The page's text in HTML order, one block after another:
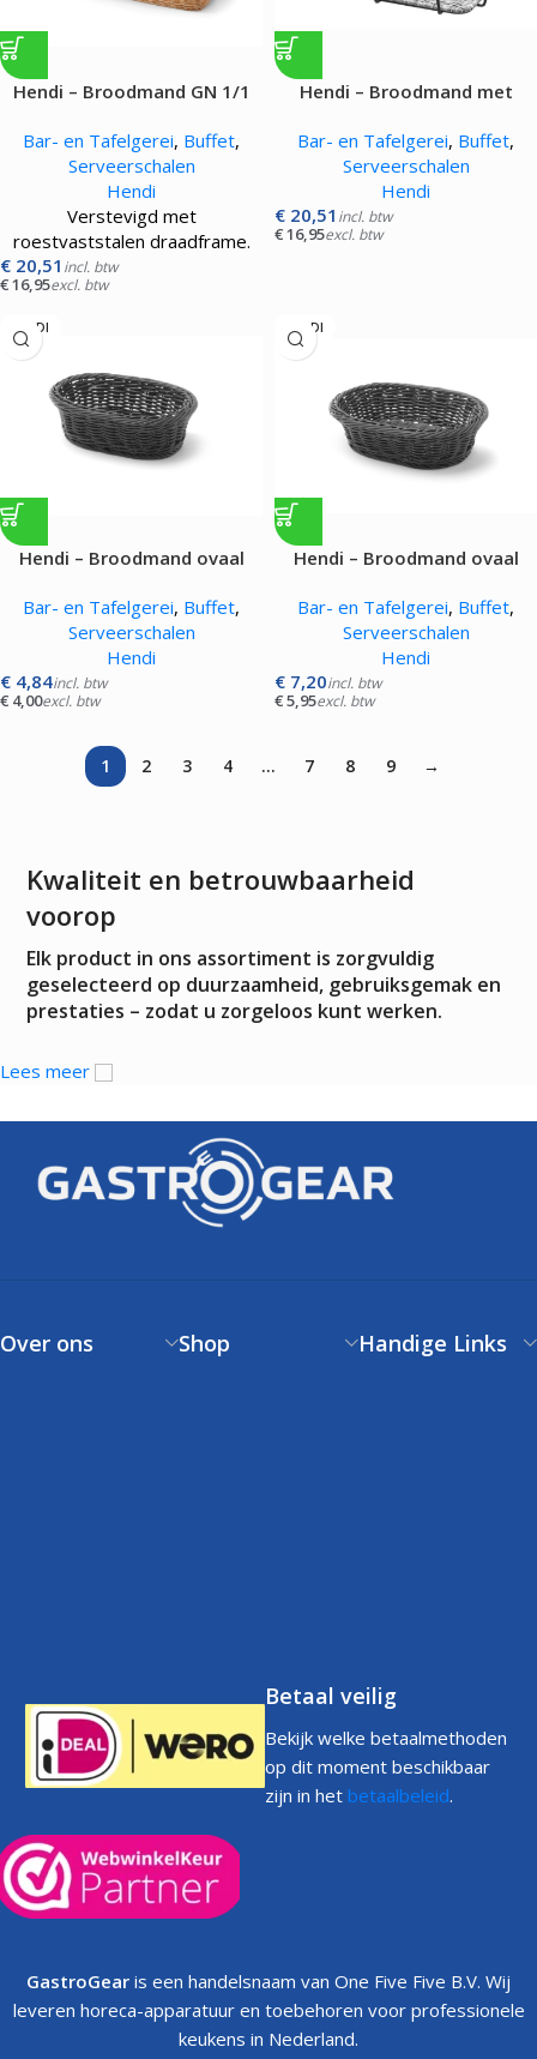
Hendi – Broodmand GN 1/1
Bar- en Tafelgerei, Buffet,
Serveerschalen
Hendi
Verstevigd met
roestvaststalen draadframe.
€ 20,51 incl. btw
€16,95excl. btw
Hendi – Broodmand met
Bar- en Tafelgerei, Buffet,
Serveerschalen
Hendi
€ 20,51 incl. btw
€16,95excl. btw
HENDI
Hendi – Broodmand ovaal
Bar- en Tafelgerei, Buffet,
Serveerschalen
Hendi
€ 4,84incl. btw
€ 4,00excl. btw
HENDI
Hendi – Broodmand ovaal
Bar- en Tafelgerei, Buffet,
Serveerschalen
Hendi
€ 7,20incl. btw
€5,95excl. btw
1 2 3 4 … 7 8 9 →
Kwaliteit en betrouwbaarheid
voorop
Elk product in ons assortiment is zorgvuldig
geselecteerd op duurzaamheid, gebruiksgemak en
prestaties – zodat u zorgeloos kunt werken.
Lees meer
Over ons Shop Handige Links
Betaal veilig
Bekijk welke betaalmethoden
op dit moment beschikbaar
zijn in het betaalbeleid.
GastroGear is een handelsnaam van One Five Five B.V. Wij
leveren horeca-apparatuur en toebehoren voor professionele
keukens in Nederland.